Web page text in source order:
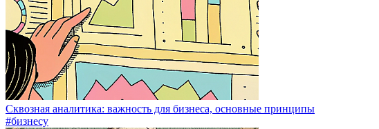
Сквозная аналитика: важность для бизнеса, основные принципы
#бизнесу